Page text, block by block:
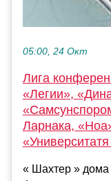
05:00, 24 Окт
Лига
«Легии»,
Ларнака,
« Шахтер » дома